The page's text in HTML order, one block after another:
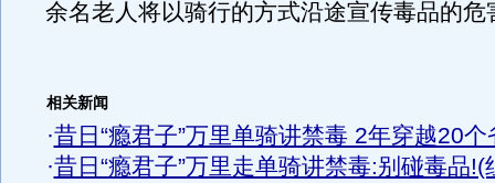
余名老人将以骑行的方式沿途宣传毒品的危
相关新闻
·昔日“瘾君子”万里单骑讲禁毒 2年穿越20个
·昔日“瘾君子”万里走单骑讲禁毒:别碰毒品!(